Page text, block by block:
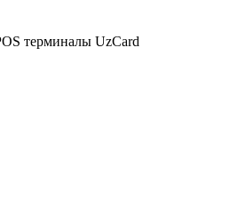
терминалы UzCard